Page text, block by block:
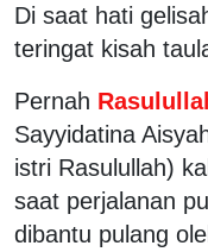
Di saat hati
teringat kisah
Pernah
Sayyidatina
istri Rasulullah)
saat perjalanan
dibantu pulang